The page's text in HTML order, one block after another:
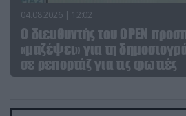
04.08.2026 | 12:02
O διευθυντής του OPEN
«μαζέψει» για τη
σε ρεπορτάζ για τις φωτιές